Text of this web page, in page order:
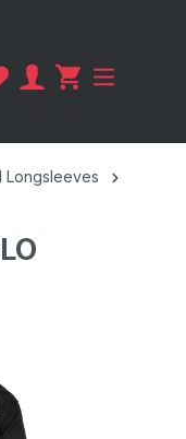
Longsleeves